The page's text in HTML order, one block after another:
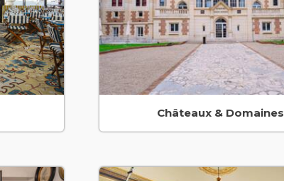
Châteaux & Domaines